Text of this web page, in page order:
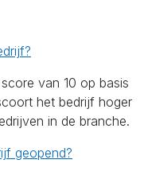
van 10 op basis
het bedrijf hoger
in de branche.
geopend?